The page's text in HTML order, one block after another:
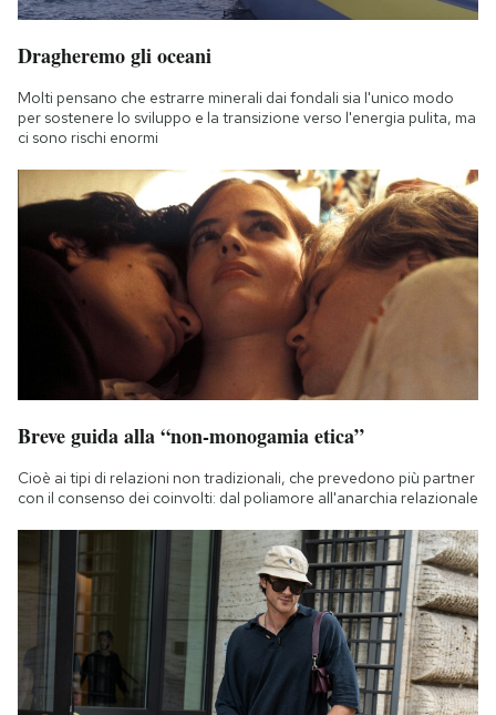
Dragheremo gli oceani
Molti pensano che estrarre minerali dai fondali sia l'unico modo
per sostenere lo sviluppo e la transizione verso l'energia pulita, ma
ci sono rischi enormi
Breve guida alla “non-monogamia etica”
Cioè ai tipi di relazioni non tradizionali, che prevedono più partner
con il consenso dei coinvolti: dal poliamore all'anarchia relazionale